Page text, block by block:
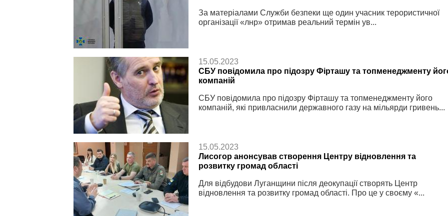
За матеріалами Служби безпеки ще один учасник терористичної
організації «лнр» отримав реальний термін ув...
15.05.2023
СБУ повідомила про підозру Фірташу та топменеджменту
компаній
СБУ повідомила про підозру Фірташу та топменеджменту його
компаній, які привласнили державного газу на мільярди гривень...
15.05.2023
Лисогор анонсував створення Центру відновлення та
розвитку громад області
Для відбудови Луганщини після деокупації створять Центр
відновлення та розвитку громад області. Про це у своєму «...